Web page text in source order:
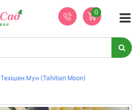
0
Техішен Мун (Tahitian Moon)